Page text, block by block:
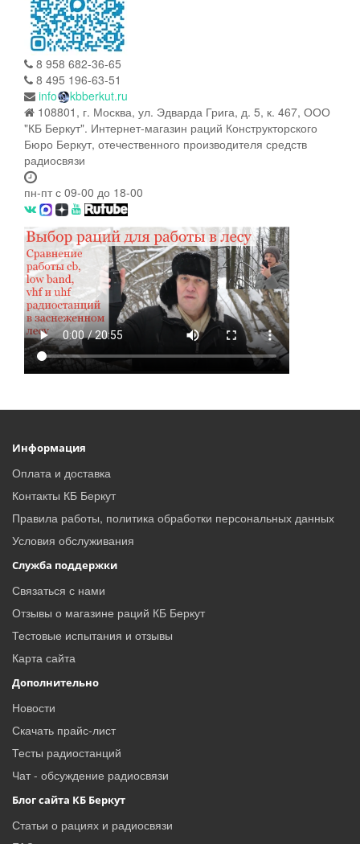
8 958 682-36-65
8 495 196-63-51
info
kbberkut.ru
108801, г. Москва, ул. Эдварда Грига, д. 5, к. 467, ООО
"КБ Беркут". Интернет-магазин раций Конструкторского
Бюро Беркут, отечественного производителя средств
радиосвязи
пн-пт с 09-00 до 18-00
Информация
Оплата и доставка
Контакты КБ Беркут
Правила работы, политика обработки персональных данных
Условия обслуживания
Служба поддержки
Связаться с нами
Отзывы о магазине раций КБ Беркут
Тестовые испытания и отзывы
Карта сайта
Дополнительно
Новости
Скачать прайс-лист
Тесты радиостанций
Чат - обсуждение радиосвязи
Блог сайта КБ Беркут
Статьи о рациях и радиосвязи